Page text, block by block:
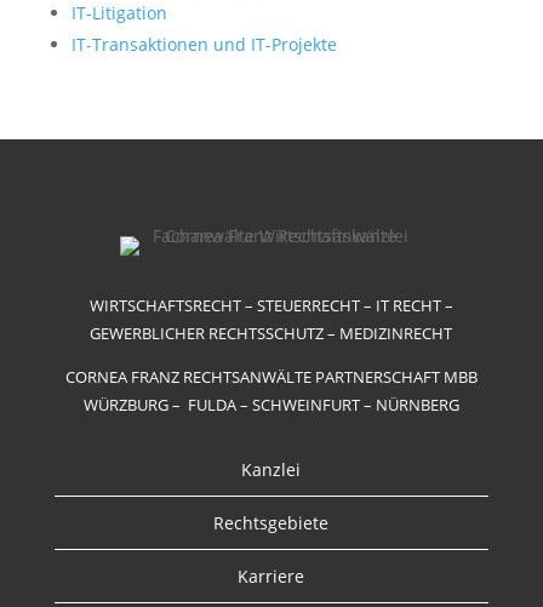
IT-Litigation
IT-Transaktionen und IT-Projekte
WIRTSCHAFTSRECHT – STEUERRECHT – IT RECHT –
GEWERBLICHER RECHTSSCHUTZ – MEDIZINRECHT
CORNEA FRANZ RECHTSANWÄLTE PARTNERSCHAFT MBB
WÜRZBURG – FULDA – SCHWEINFURT – NÜRNBERG
Kanzlei
Rechtsgebiete
Karriere